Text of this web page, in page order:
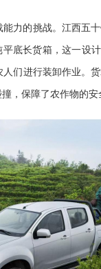
力的挑战。江西五
平底长货箱，这一设
们进行装卸作业。
，保障了农作物的安